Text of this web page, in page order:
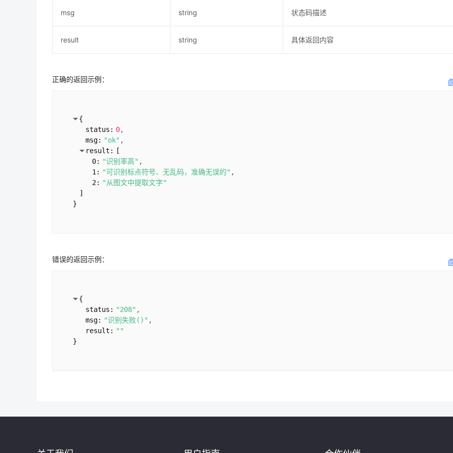
msg string 状态码描述
result string 具体返回内容
正确的返回示例：
{
status: 0
msg: "ok"
result:
[
0: "识别率高"
1: "可识别标点符号、无乱码，准确无误的"
2: "从图文中提取文字"
]
}
错误的返回示例：
{
status: "208"
msg: "识别失败()"
result: ""
}